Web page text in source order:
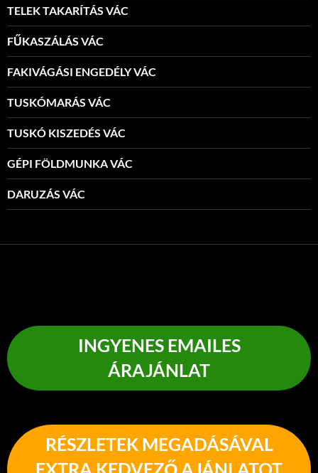
TELEK TAKARÍTÁS VÁC
FŰKASZÁLÁS VÁC
FAKIVÁGÁSI ENGEDÉLY VÁC
TUSKÓMARÁS VÁC
TUSKÓ KISZEDÉS VÁC
GÉPI FÖLDMUNKA VÁC
DARUZÁS VÁC
INGYENES EMAILES
ÁRAJÁNLAT
RÉSZLETEK MEGADÁSÁVAL
EXTRA KEDVEZŐ AJÁNLATOT